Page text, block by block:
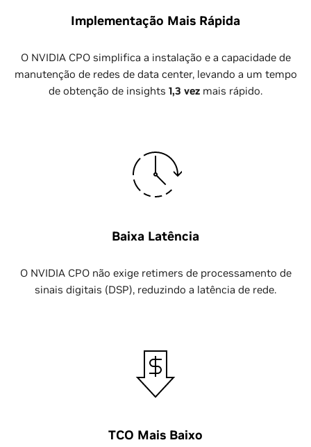
Implementação Mais Rápida
O NVIDIA CPO simplifica a instalação e a capacidade de
manutenção de redes de data center, levando a um tempo
de obtenção de insights 1,3 vez mais rápido.
Baixa Latência
O NVIDIA CPO não exige retimers de processamento de
sinais digitais (DSP), reduzindo a latência de rede.
TCO Mais Baixo